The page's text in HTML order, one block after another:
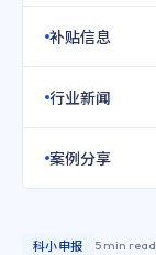
补贴信息
行业新闻
案例分享
科小申报 5 min read